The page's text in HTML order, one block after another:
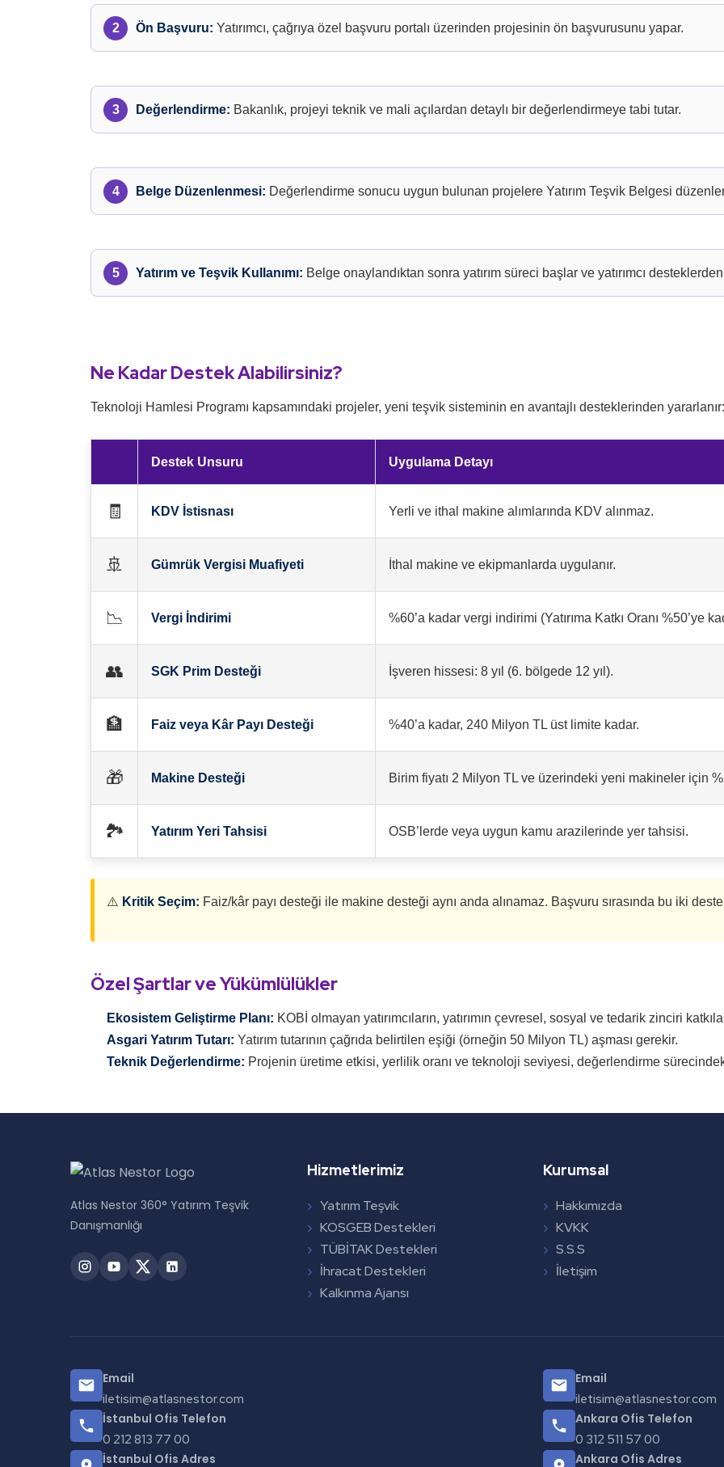
Ön Başvuru: Yatırımcı, çağrıya özel başvuru portalı üzerinden projesinin ön başvurusunu yapar.
Değerlendirme: Bakanlık, projeyi teknik ve mali açılardan detaylı bir değerlendirmeye tabi tutar.
Belge Düzenlenmesi: Değerlendirme sonucu uygun bulunan projelere Yatırım Teşvik Belgesi
Yatırım ve Teşvik Kullanımı: Belge onaylandıktan sonra yatırım süreci başlar ve yatırımcı
Ne Kadar Destek Alabilirsiniz?
Teknoloji Hamlesi Programı kapsamındaki projeler, yeni teşvik sisteminin en avantajlı desteklerinden yararlanır:
Destek Unsuru Uygulama Detayı
🧾 KDV İstisnası Yerli ve ithal makine alımlarında KDV alınmaz.
🚢 Gümrük Vergisi Muafiyeti İthal makine ve ekipmanlarda uygulanır.
📉 Vergi İndirimi %60’a kadar vergi indirimi (Yatırıma Katkı Oranı %50’ye
👥 SGK Prim Desteği İşveren hissesi: 8 yıl (6. bölgede 12 yıl).
🏦 Faiz veya Kâr Payı Desteği %40’a kadar, 240 Milyon TL üst limite kadar.
🎁 Makine Desteği Birim fiyatı 2 Milyon TL ve üzerindeki yeni makineler için
🏞️ Yatırım Yeri Tahsisi OSB’lerde veya uygun kamu arazilerinde yer tahsisi.
⚠️ Kritik Seçim: Faiz/kâr payı desteği ile makine desteği aynı anda alınamaz. Başvuru sırasında bu iki
Özel Şartlar ve Yükümlülükler
Ekosistem Geliştirme Planı: KOBİ olmayan yatırımcıların, yatırımın çevresel, sosyal ve tedarik zinciri
Asgari Yatırım Tutarı: Yatırım tutarının çağrıda belirtilen eşiği (örneğin 50 Milyon TL) aşması gerekir.
Teknik Değerlendirme: Projenin üretime etkisi, yerlilik oranı ve teknoloji seviyesi, değerlendirme
Atlas Nestor 360° Yatırım Teşvik
Danışmanlığı
Hizmetlerimiz
Yatırım Teşvik
KOSGEB Destekleri
TÜBİTAK Destekleri
İhracat Destekleri
Kalkınma Ajansı
Kurumsal
Hakkımızda
KVKK
S.S.S
İletişim
Email
iletisim@atlasnestor.com
İstanbul Ofis Telefon
0 212 813 77 00
İstanbul Ofis Adres
Email
iletisim@atlasnestor.com
Ankara Ofis Telefon
0 312 511 57 00
Ankara Ofis Adres